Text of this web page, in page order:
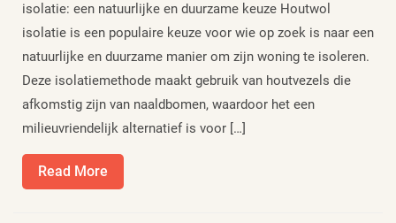
isolatie: een natuurlijke en duurzame keuze Houtwol
isolatie is een populaire keuze voor wie op zoek is naar een
natuurlijke en duurzame manier om zijn woning te isoleren.
Deze isolatiemethode maakt gebruik van houtvezels die
afkomstig zijn van naaldbomen, waardoor het een
milieuvriendelijk alternatief is voor […]
Read More
More